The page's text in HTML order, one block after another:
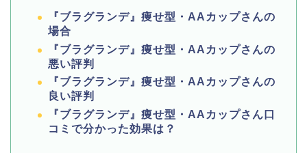
『ブラグランデ』痩せ型・AAカップさんの
場合
『ブラグランデ』痩せ型・AAカップさんの
悪い評判
『ブラグランデ』痩せ型・AAカップさんの
良い評判
『ブラグランデ』痩せ型・AAカップさん口
コミで分かった効果は？